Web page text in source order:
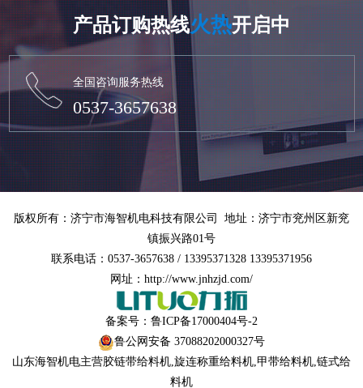
产品订购热线火热开启中
全国咨询服务热线
0537-3657638
版权所有：济宁市海智机电科技有限公司 地址：济宁市兖州区新兖
镇振兴路01号
联系电话：0537-3657638 / 13395371328 13395371956
网址：http://www.jnhzjd.com/
备案号： 鲁ICP备17000404号-2
鲁公网安备 37088202000327号
山东海智机电主营胶链带给料机 旋连称重给料机 甲带给料机 ,链式给
料机